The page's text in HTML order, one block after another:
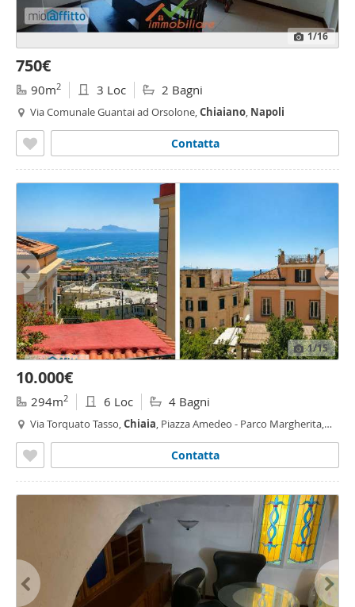
1/16
750€
90m2 3 Loc 2 Bagni
Via Comunale Guantai ad Orsolone,Chiaiano, Napoli
Contatta
1/15
10.000€
294m2 6 Loc 4 Bagni
Via Torquato Tasso,Chiaia, Piazza Amedeo - Parco Margherita,
Contatta